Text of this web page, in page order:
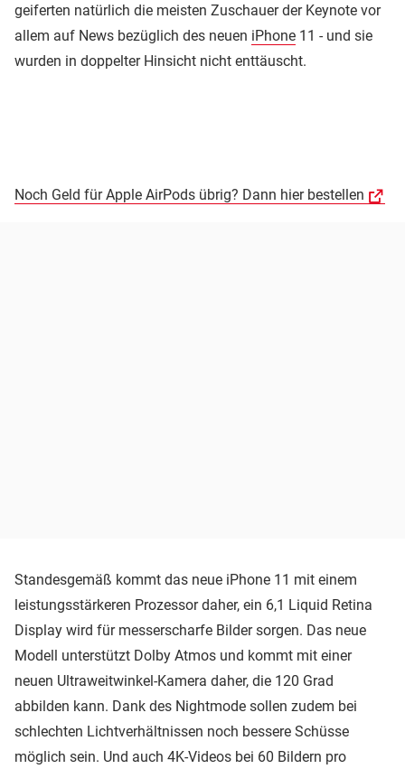
geiferten natürlich die meisten Zuschauer der Keynote vor
allem auf News bezüglich des neuen iPhone 11 - und sie
wurden in doppelter Hinsicht nicht enttäuscht.
Noch Geld für Apple AirPods übrig? Dann hier bestellen
Standesgemäß kommt das neue iPhone 11 mit einem
leistungsstärkeren Prozessor daher, ein 6,1 Liquid Retina
Display wird für messerscharfe Bilder sorgen. Das neue
Modell unterstützt Dolby Atmos und kommt mit einer
neuen Ultraweitwinkel-Kamera daher, die 120 Grad
abbilden kann. Dank des Nightmode sollen zudem bei
schlechten Lichtverhältnissen noch bessere Schüsse
möglich sein. Und auch 4K-Videos bei 60 Bildern pro